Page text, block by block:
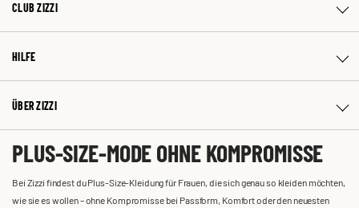
CLUB ZIZZI
HILFE
ÜBER ZIZZI
PLUS-SIZE-MODE OHNE KOMPROMISSE
Bei Zizzi findest du Plus-Size-Kleidung für Frauen, die sich genau so kleiden möchten,
wie sie es wollen – ohne Kompromisse bei Passform, Komfort oder den neuesten